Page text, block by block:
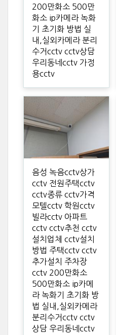
200만화소 500만
화소 ip카메라 녹화
기 초기화 방법 실
내,실외카메라 분리
수거cctv cctv상담
우리동네cctv 가정
용cctv
음성 녹음cctv상가
cctv 전원주택cctv
cctv종류 cctv가격
모텔cctv 학원cctv
빌라cctv 아파트
cctv cctv추천 cctv
설치업체 cctv설치
방법 주택cctv cctv
추가설치 주차장
cctv 200만화소
500만화소 ip카메
라 녹화기 초기화 방
법 실내,실외카메라
분리수거cctv cctv
상담 우리동네cctv